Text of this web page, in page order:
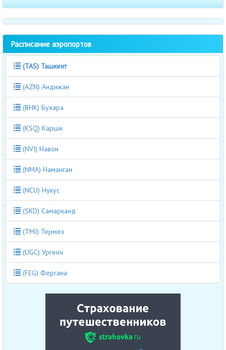
Расписание аэропортов
(TAS) Ташкент
(AZN) Андижан
(BHK) Бухара
(KSQ) Карши
(NVI) Навои
(NMA) Наманган
(NCU) Нукус
(SKD) Самарканд
(TMJ) Термез
(UGC) Ургенч
(FEG) Фергана